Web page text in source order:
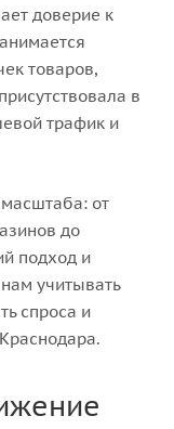
доверие к
товаров,
в
трафик и
от
до
подход и
учитывать
спроса и